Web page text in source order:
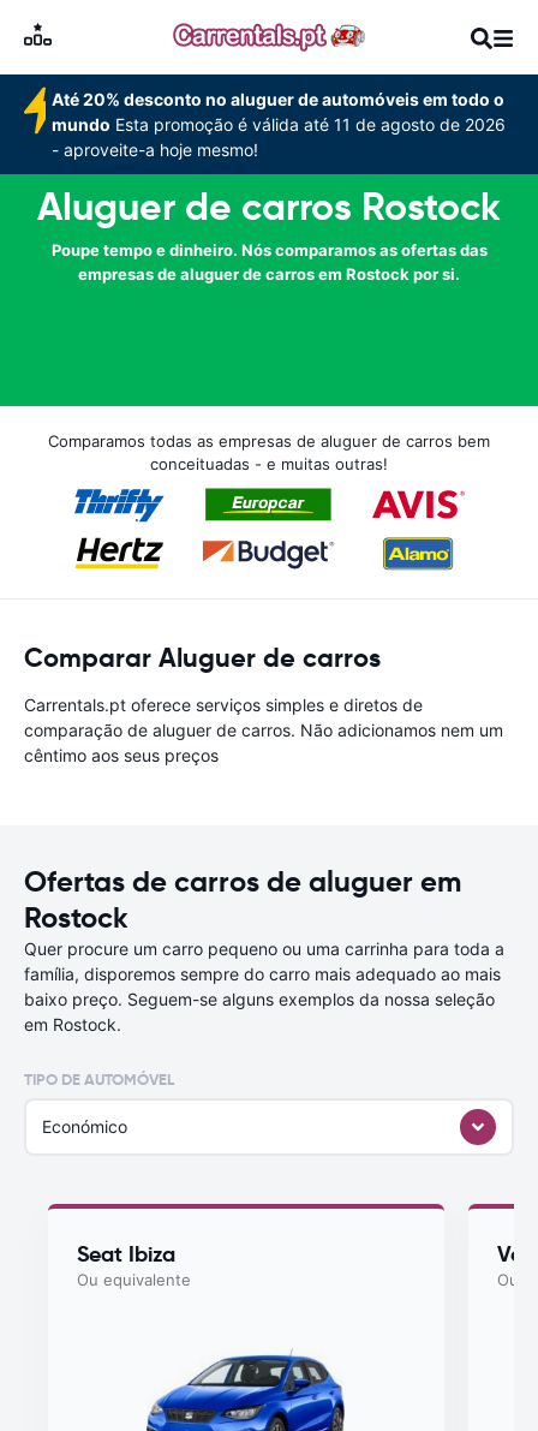
Até 20% desconto no aluguer de automóveis em todo o
mundo Esta promoção é válida até 11 de agosto de 2026
- aproveite-a hoje mesmo!
Aluguer de carros Rostock
Poupe tempo e dinheiro. Nós comparamos as ofertas das
empresas de aluguer de carros em Rostock por si.
Comparamos todas as empresas de aluguer de carros bem
conceituadas - e muitas outras!
Comparar Aluguer de carros
Carrentals.pt oferece serviços simples e diretos de
comparação de aluguer de carros. Não adicionamos nem um
cêntimo aos seus preços
Ofertas de carros de aluguer em
Rostock
Quer procure um carro pequeno ou uma carrinha para toda a
família, disporemos sempre do carro mais adequado ao mais
baixo preço. Seguem-se alguns exemplos da nossa seleção
em Rostock.
TIPO DE AUTOMÓVEL
Económico
Seat Ibiza
Ou equivalente Ou